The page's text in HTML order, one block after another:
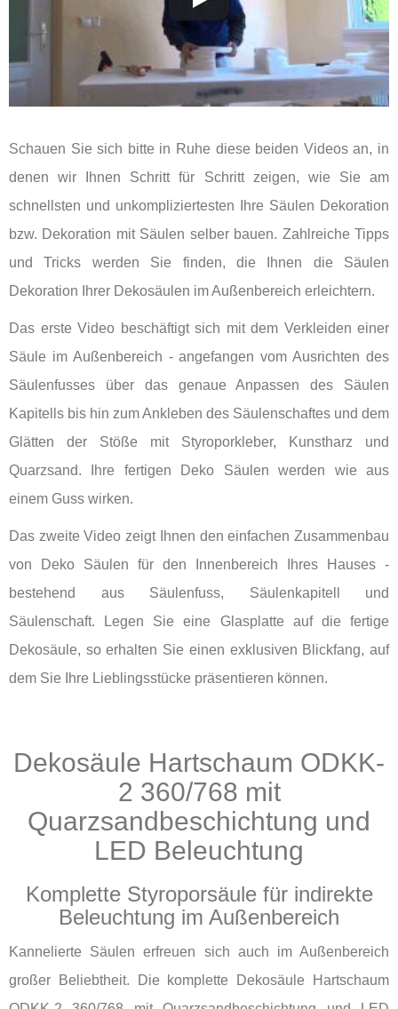
Schauen Sie sich bitte in Ruhe diese beiden Videos an, in
denen wir Ihnen Schritt für Schritt zeigen, wie Sie am
schnellsten und unkompliziertesten Ihre Säulen Dekoration
bzw. Dekoration mit Säulen selber bauen. Zahlreiche Tipps
und Tricks werden Sie finden, die Ihnen die Säulen
Dekoration Ihrer Dekosäulen im Außenbereich erleichtern.
Das erste Video beschäftigt sich mit dem Verkleiden einer
Säule im Außenbereich - angefangen vom Ausrichten des
Säulenfusses über das genaue Anpassen des Säulen
Kapitells bis hin zum Ankleben des Säulenschaftes und dem
Glätten der Stöße mit Styroporkleber, Kunstharz und
Quarzsand. Ihre fertigen Deko Säulen werden wie aus
einem Guss wirken.
Das zweite Video zeigt Ihnen den einfachen Zusammenbau
von Deko Säulen für den Innenbereich Ihres Hauses -
bestehend aus Säulenfuss, Säulenkapitell und
Säulenschaft. Legen Sie eine Glasplatte auf die fertige
Dekosäule, so erhalten Sie einen exklusiven Blickfang, auf
dem Sie Ihre Lieblingsstücke präsentieren können.
Dekosäule Hartschaum ODKK-
2 360/768 mit
Quarzsandbeschichtung und
LED Beleuchtung
Komplette Styroporsäule für indirekte
Beleuchtung im Außenbereich
Kannelierte Säulen erfreuen sich auch im Außenbereich
großer Beliebtheit. Die komplette Dekosäule Hartschaum